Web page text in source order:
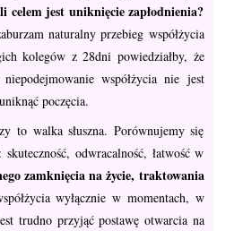
celem jest uniknięcie zapłodnienia?
naturalny przebieg współżycia
kolegów z 28dni powiedziałby, że
współżycia nie jest
poczęcia.
to walka słuszna. Porównujemy się
odwracalność, łatwość w
zamknięcia na życie, traktowania
wyłącznie w momentach, w
trudno przyjąć postawę otwarcia na